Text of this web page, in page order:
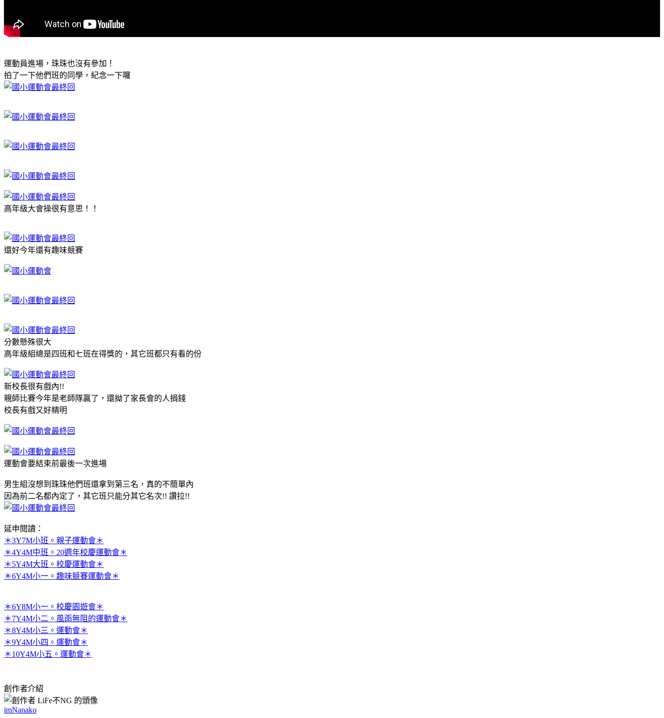
運動員進場，珠珠也沒有參加！
拍了一下他們班的同學，紀念一下囉
高年級大會操很有意思！！
還好今年還有趣味競賽
分數懸殊很大
高年級組總是四班和七班在得獎的，其它班都只有看的份
新校長很有戲內!!
親師比賽今年是老師隊贏了，還拗了家長會的人捐錢
校長有戲又好精明
運動會要結束前最後一次進場
男生組沒想到珠珠他們班還拿到第三名，真的不簡單內
因為前二名都內定了，其它班只能分其它名次!! 讚拉!!
延申閱讀：
＊3Y7M小班。親子運動會＊
＊4Y4M中班。20週年校慶運動會＊
＊5Y4M大班。校慶運動會＊
＊6Y4M小一。趣味競賽運動會＊
＊6Y8M小一。校慶園遊會＊
＊7Y4M小二。風雨無阻的運動會＊
＊8Y4M小三。運動會＊
＊9Y4M小四。運動會＊
＊10Y4M小五。運動會＊
創作者介紹
imNanako